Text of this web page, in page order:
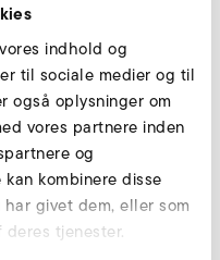
indhold og
til sociale medier og til
også oplysninger om
vores partnere inden
og
kombinere disse
givet dem, eller som
tjenester.